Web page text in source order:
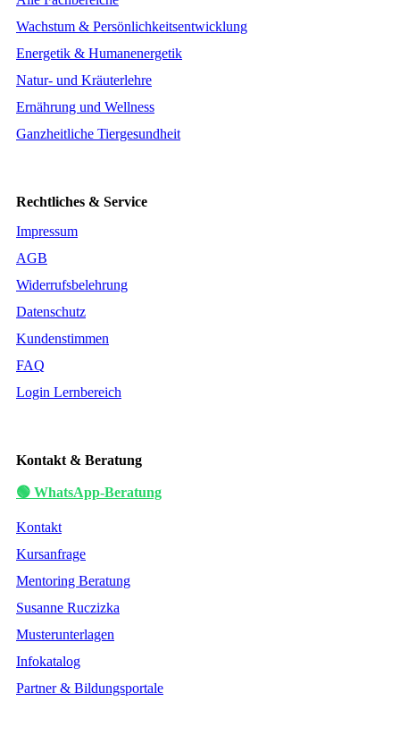
Wachstum & Persönlichkeitsentwicklung
Energetik & Humanenergetik
Natur- und Kräuterlehre
Ernährung und Wellness
Ganzheitliche Tiergesundheit
Rechtliches & Service
Impressum
AGB
Widerrufsbelehrung
Datenschutz
Kundenstimmen
FAQ
Login Lernbereich
Kontakt & Beratung
🟢 WhatsApp-Beratung
Kontakt
Kursanfrage
Mentoring Beratung
Susanne Ruczizka
Musterunterlagen
Infokatalog
Partner & Bildungsportale